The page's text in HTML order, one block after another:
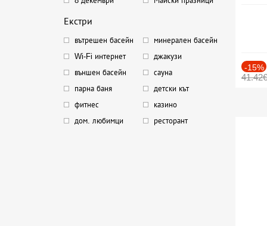
Екстри
вътрешен басейн
минерален басейн
Wi-Fi интернет
джакузи
външен басейн
сауна
парна баня
детски кът
фитнес
казино
дом. любимци
ресторант
-15%
41.42€